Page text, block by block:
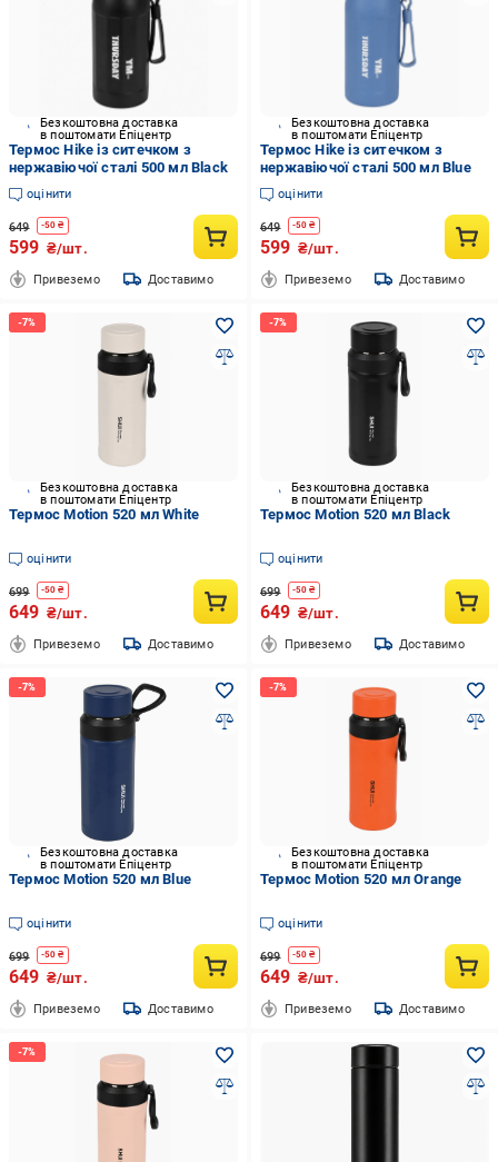
Безкоштовна доставка
в поштомати Епіцентр
Термос Hike із ситечком з
нержавіючої сталі 500 мл Black
оцінити
649 -50 ₴
599 ₴/шт.
Привеземо Доставимо
Безкоштовна доставка
в поштомати Епіцентр
Термос Hike із ситечком з
нержавіючої сталі 500 мл Blue
оцінити
649 -50 ₴
599 ₴/шт.
Привеземо Доставимо
Безкоштовна доставка
в поштомати Епіцентр
Термос Motion 520 мл White
оцінити
699 -50 ₴
649 ₴/шт.
Привеземо Доставимо
Безкоштовна доставка
в поштомати Епіцентр
Термос Motion 520 мл Black
оцінити
699 -50 ₴
649 ₴/шт.
Привеземо Доставимо
Безкоштовна доставка
в поштомати Епіцентр
Термос Motion 520 мл Blue
оцінити
699 -50 ₴
649 ₴/шт.
Привеземо Доставимо
Безкоштовна доставка
в поштомати Епіцентр
Термос Motion 520 мл Orange
оцінити
699 -50 ₴
649 ₴/шт.
Привеземо Доставимо